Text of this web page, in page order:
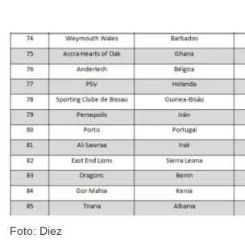
Foto: Diez